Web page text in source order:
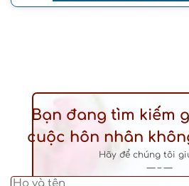
Bạn đang tìm kiếm
cuộc hôn nhân
Hãy để chúng tôi
— – —